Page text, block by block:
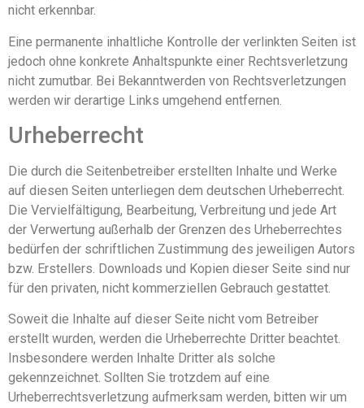
nicht erkennbar.
Eine permanente inhaltliche Kontrolle der verlinkten Seiten ist
jedoch ohne konkrete Anhaltspunkte einer Rechtsverletzung
nicht zumutbar. Bei Bekanntwerden von Rechtsverletzungen
werden wir derartige Links umgehend entfernen.
Urheberrecht
Die durch die Seitenbetreiber erstellten Inhalte und Werke
auf diesen Seiten unterliegen dem deutschen Urheberrecht.
Die Vervielfältigung, Bearbeitung, Verbreitung und jede Art
der Verwertung außerhalb der Grenzen des Urheberrechtes
bedürfen der schriftlichen Zustimmung des jeweiligen Autors
bzw. Erstellers. Downloads und Kopien dieser Seite sind nur
für den privaten, nicht kommerziellen Gebrauch gestattet.
Soweit die Inhalte auf dieser Seite nicht vom Betreiber
erstellt wurden, werden die Urheberrechte Dritter beachtet.
Insbesondere werden Inhalte Dritter als solche
gekennzeichnet. Sollten Sie trotzdem auf eine
Urheberrechtsverletzung aufmerksam werden, bitten wir um